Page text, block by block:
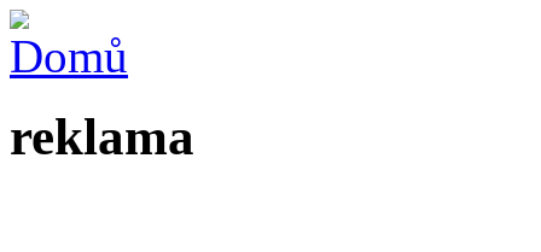
reklama